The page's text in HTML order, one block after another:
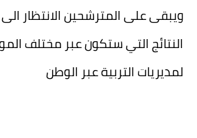
ويبقى على المترشحين الانتظار
النتائج التي ستكون عبر مختلف
لمديريات التربية عبر الوطن